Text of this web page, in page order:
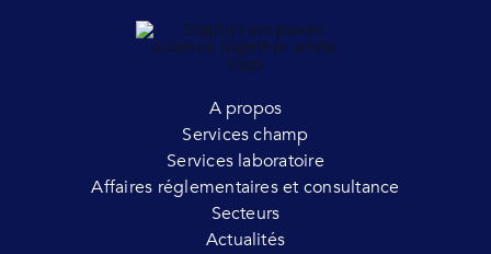
A propos
Services champ
Services laboratoire
Affaires réglementaires et consultance
Secteurs
Actualités